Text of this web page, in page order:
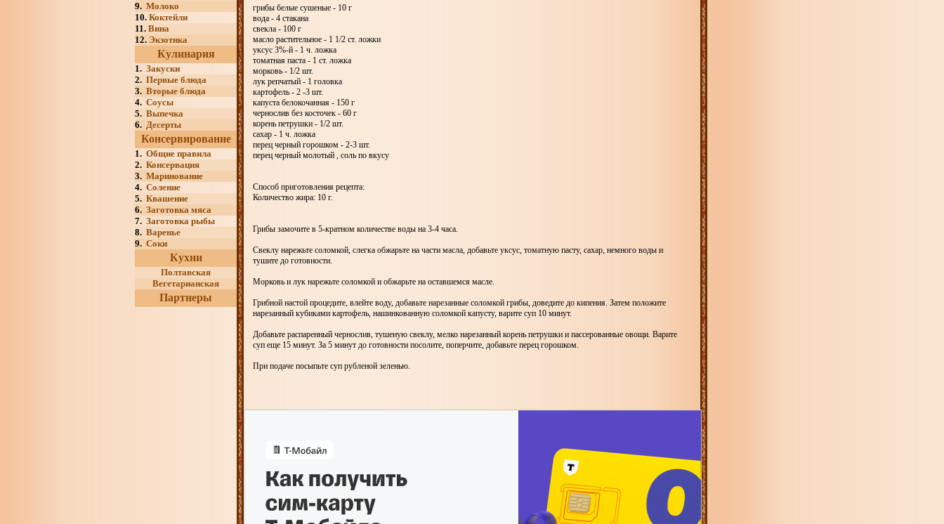
9. Молоко
10. Коктейли
11. Вина
12. Экзотика
Кулинария
1. Закуски
2. Первые блюда
3. Вторые блюда
4. Соусы
5. Выпечка
6. Десерты
Консервирование
1. Общие правила
2. Консервация
3. Маринование
4. Соление
5. Квашение
6. Заготовка мяса
7. Заготовка рыбы
8. Варенье
9. Соки
Кухни
Полтавская
Вегетарианская
Партнеры
грибы белые сушеные - 10 г
вода - 4 стакана
свекла - 100 г
масло растительное - 1 1/2 ст. ложки
уксус 3%-й - 1 ч. ложка
томатная паста - 1 ст. ложка
морковь - 1/2 шт.
лук репчатый - 1 головка
картофель - 2 -3 шт.
капуста белокочанная - 150 г
чернослив без косточек - 60 г
корень петрушки - 1/2 шт.
сахар - 1 ч. ложка
перец черный горошком - 2-3 шт.
перец черный молотый , соль по вкусу
Способ приготовления рецепта:
Количество жира: 10 г.
Грибы замочите в 5-кратном количестве воды на 3-4 часа.
Свеклу нарежьте соломкой, слегка обжарьте на части масла, добавьте уксус, томатную пасту, сахар, немного воды и
тушите до готовности.
Морковь и лук нарежьте соломкой и обжарьте на оставшемся масле.
Грибной настой процедите, влейте воду, добавьте нарезанные соломкой грибы, доведите до кипения. Затем положите
нарезанный кубиками картофель, нашинкованную соломкой капусту, варите суп 10 минут.
Добавьте распаренный чернослив, тушеную свеклу, мелко нарезанный корень петрушки и пассерованные овощи. Варите
суп еще 15 минут. За 5 минут до готовности посолите, поперчите, добавьте перец горошком.
При подаче посыпьте суп рубленой зеленью.